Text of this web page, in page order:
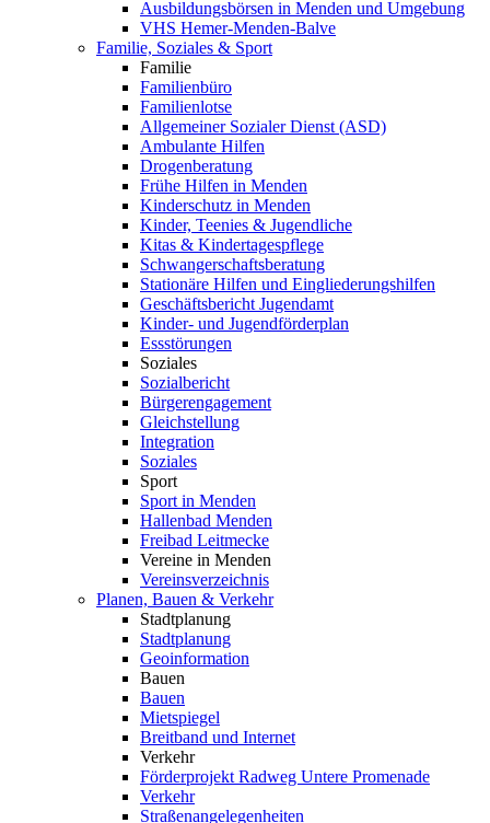
Ausbildungsbörsen in Menden und Umgebung
VHS Hemer-Menden-Balve
Familie, Soziales & Sport
Familie
Familienbüro
Familienlotse
Allgemeiner Sozialer Dienst (ASD)
Ambulante Hilfen
Drogenberatung
Frühe Hilfen in Menden
Kinderschutz in Menden
Kinder, Teenies & Jugendliche
Kitas & Kindertagespflege
Schwangerschaftsberatung
Stationäre Hilfen und Eingliederungshilfen
Geschäftsbericht Jugendamt
Kinder- und Jugendförderplan
Essstörungen
Soziales
Sozialbericht
Bürgerengagement
Gleichstellung
Integration
Soziales
Sport
Sport in Menden
Hallenbad Menden
Freibad Leitmecke
Vereine in Menden
Vereinsverzeichnis
Planen, Bauen & Verkehr
Stadtplanung
Stadtplanung
Geoinformation
Bauen
Bauen
Mietspiegel
Breitband und Internet
Verkehr
Förderprojekt Radweg Untere Promenade
Verkehr
Straßenangelegenheiten